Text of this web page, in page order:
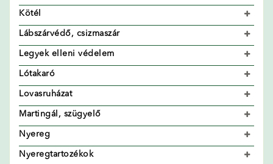
Kötél
Lábszárvédő, csizmaszár
Legyek elleni védelem
Lótakaró
Lovasruházat
Martingál, szügyelő
Nyereg
Nyeregtartozékok